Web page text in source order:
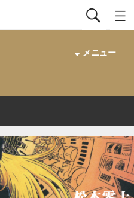
メニュー